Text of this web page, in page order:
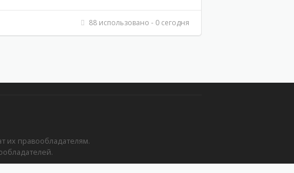
88 использовано - 0 сегодня
их правообладателям.